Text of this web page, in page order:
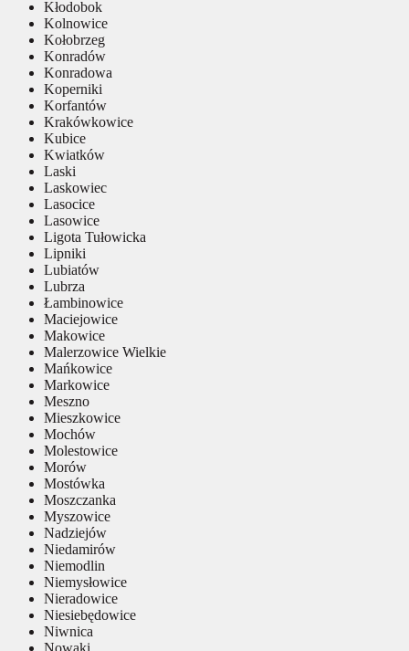
Kłodobok
Kolnowice
Kołobrzeg
Konradów
Konradowa
Koperniki
Korfantów
Krakówkowice
Kubice
Kwiatków
Laski
Laskowiec
Lasocice
Lasowice
Ligota Tułowicka
Lipniki
Lubiatów
Lubrza
Łambinowice
Maciejowice
Makowice
Malerzowice Wielkie
Mańkowice
Markowice
Meszno
Mieszkowice
Mochów
Molestowice
Morów
Mostówka
Moszczanka
Myszowice
Nadziejów
Niedamirów
Niemodlin
Niemysłowice
Nieradowice
Niesiebędowice
Niwnica
Nowaki